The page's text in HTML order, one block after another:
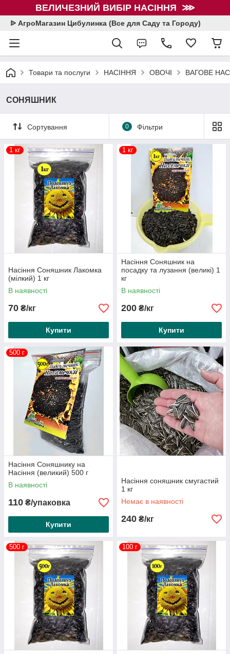
ВЕЛИЧЕЗНИЙ ВИБІР НАСІННЯ ⋙
ᐉ АгроМагазин Цибулинка (Все для Саду та Городу)
Товари та послуги НАСІННЯ ОВОЧІ ВАГОВЕ
СОНЯШНИК
Сортування 0 Фільтри
1 кг
Насіння Соняшник Лакомка
(мілкий) 1 кг
В наявності
70 ₴/кг
Купити
1 кг
Насіння Соняшник на
посадку та лузання (великі) 1
кг
В наявності
200 ₴/кг
Купити
500 г
Насіння Соняшнику на
Насіння (великий) 500 г
В наявності
110 ₴/упаковка
Купити
Насіння соняшник смугастий
1 кг
Немає в наявності
240 ₴/кг
500 г 100 г